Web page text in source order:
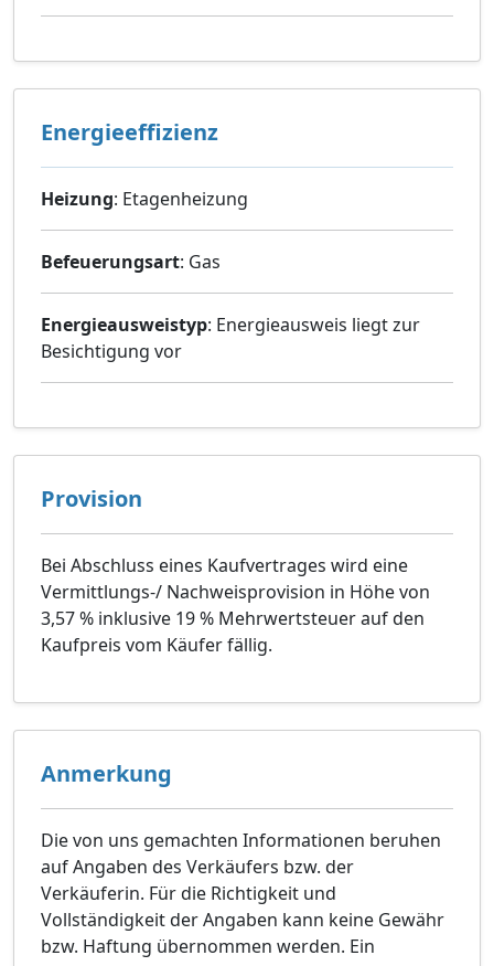
Energieeffizienz
Heizung: Etagenheizung
Befeuerungsart: Gas
Energieausweistyp: Energieausweis liegt zur
Besichtigung vor
Provision
Bei Abschluss eines Kaufvertrages wird eine
Vermittlungs-/ Nachweisprovision in Höhe von
3,57 % inklusive 19 % Mehrwertsteuer auf den
Kaufpreis vom Käufer fällig.
Anmerkung
Die von uns gemachten Informationen beruhen
auf Angaben des Verkäufers bzw. der
Verkäuferin. Für die Richtigkeit und
Vollständigkeit der Angaben kann keine Gewähr
bzw. Haftung übernommen werden. Ein